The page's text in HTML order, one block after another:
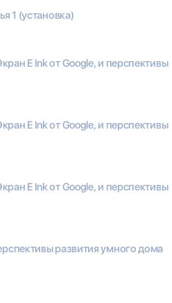
1 (установка)
E Ink от Google, и перспективы
E Ink от Google, и перспективы
E Ink от Google, и перспективы
развития умного дома